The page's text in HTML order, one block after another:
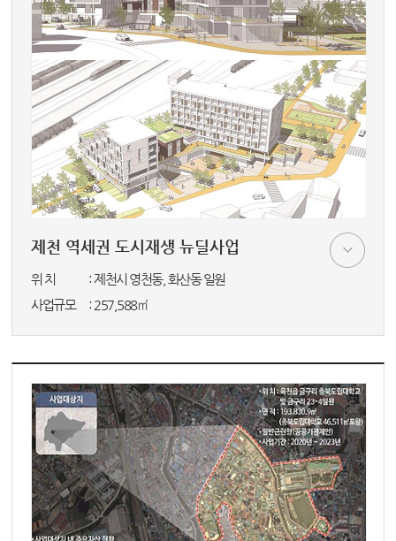
제천 역세권 도시재생 뉴딜사업
위 치
: 제천시 영천동, 화산동 일원
사업규모
: 257,588㎡